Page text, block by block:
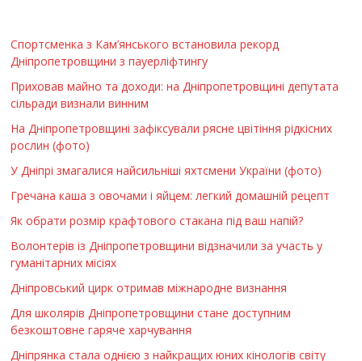
Спортсменка з Кам’янського встановила рекорд
Дніпропетровщини з пауерліфтингу
Приховав майно та доходи: на Дніпропетровщині депутата
сільради визнали винним
На Дніпропетровщині зафіксували рясне цвітіння рідкісних
рослин (фото)
У Дніпрі змагалися найсильніші яхтсмени України (фото)
Гречана каша з овочами і яйцем: легкий домашній рецепт
Як обрати розмір крафтового стакана під ваш напій?
Волонтерів із Дніпропетровщини відзначили за участь у
гуманітарних місіях
Дніпровський цирк отримав міжнародне визнання
Для школярів Дніпропетровщини стане доступним
безкоштовне гаряче харчування
Дніпрянка стала однією з найкращих юних кінологів світу